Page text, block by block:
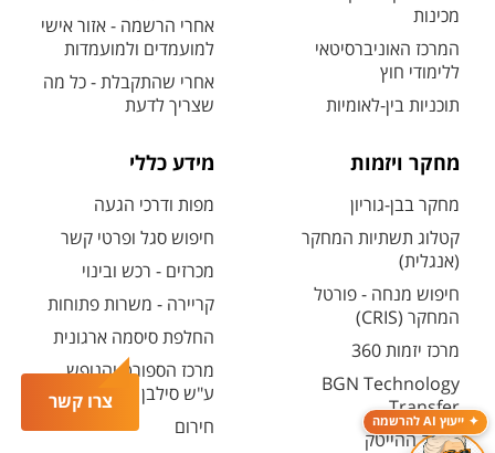
צרו קשר
ייעוץ AI להרשמה
מכינות
המרכז האוניברסיטאי
ללימודי חוץ
תוכניות בין-לאומיות
אחרי הרשמה - אזור אישי
למועמדים ולמועמדות
אחרי שהתקבלת - כל מה
שצריך לדעת
מחקר ויזמות
מחקר בבן-גוריון
קטלוג תשתיות המחקר
(אנגלית)
חיפוש מנחה - פורטל
המחקר (CRIS)
מרכז יזמות 360
BGN Technology
Transfer
פארק ההייטק
מידע כללי
מפות ודרכי הגעה
חיפוש סגל ופרטי קשר
מכרזים - רכש ובינוי
קריירה - משרות פתוחות
החלפת סיסמה ארגונית
מרכז הספורט והנופש
ע"ש סילבן אדמס
חירום